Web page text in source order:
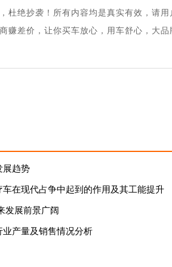
杜绝抄袭！所有内容均是真实有效，请用
赚差价，让你买车放心，用车舒心，大品
展趋势
车在现代占争中起到的作用及其工能提升
发展前景广阔
业产量及销售情况分析